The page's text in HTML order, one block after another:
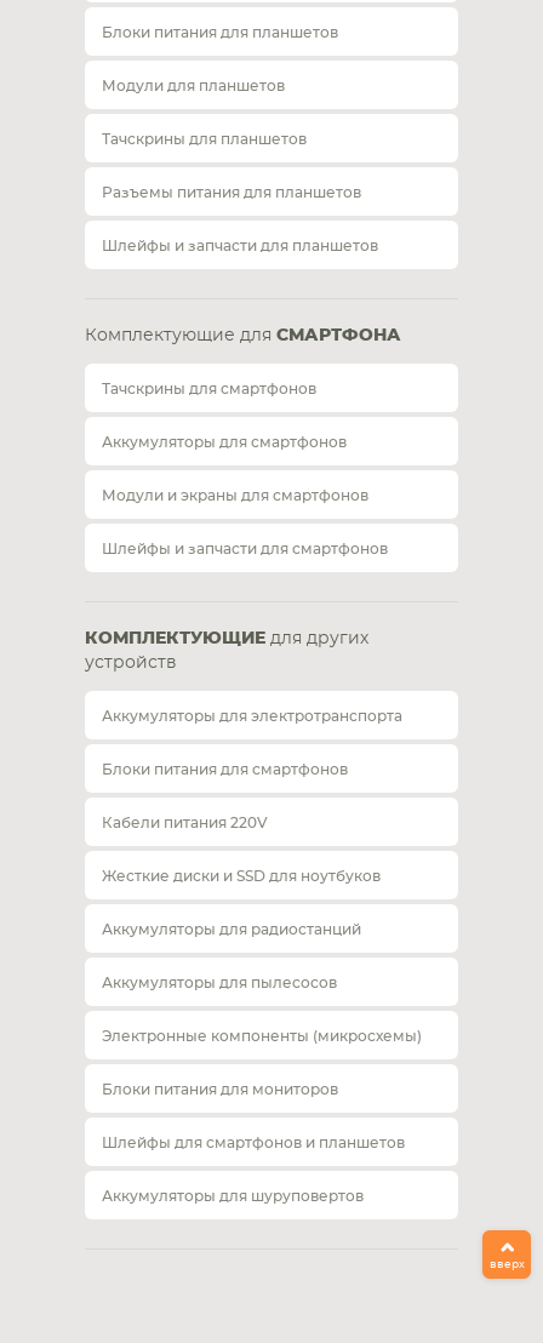
Блоки питания для планшетов
Модули для планшетов
Тачскрины для планшетов
Разъемы питания для планшетов
Шлейфы и запчасти для планшетов
Комплектующие для СМАРТФОНА
Тачскрины для смартфонов
Аккумуляторы для смартфонов
Модули и экраны для смартфонов
Шлейфы и запчасти для смартфонов
КОМПЛЕКТУЮЩИЕ для других
устройств
Аккумуляторы для электротранспорта
Блоки питания для смартфонов
Кабели питания 220V
Жесткие диски и SSD для ноутбуков
Аккумуляторы для радиостанций
Аккумуляторы для пылесосов
Электронные компоненты (микросхемы)
Блоки питания для мониторов
Шлейфы для смартфонов и планшетов
Аккумуляторы для шуруповертов
вверх